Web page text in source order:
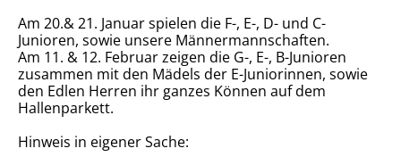
Am 20.& 21. Januar spielen die F-, E-, D- und C-
Junioren, sowie unsere Männermannschaften.
Am 11. & 12. Februar zeigen die G-, E-, B-Junioren
zusammen mit den Mädels der E-Juniorinnen, sowie
den Edlen Herren ihr ganzes Können auf dem
Hallenparkett.
Hinweis in eigener Sache: